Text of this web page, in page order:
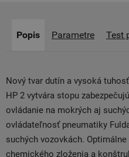
Popis Parametre Test
Nový tvar dutín a vysoká
HP 2 vytvára stopu
ovládanie na mokrých aj
ovládateľnosť pneumatiky
suchých vozovkách.
chemického zloženia a